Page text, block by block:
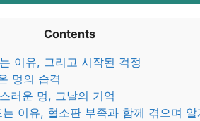
Contents
이유, 그리고 시작된 걱정
멍의 습격
러운 멍, 그날의 기억
이유, 혈소판 부족과 함께 겪으며